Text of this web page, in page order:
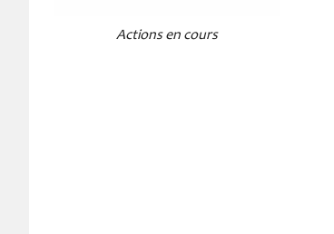
Actions en cours